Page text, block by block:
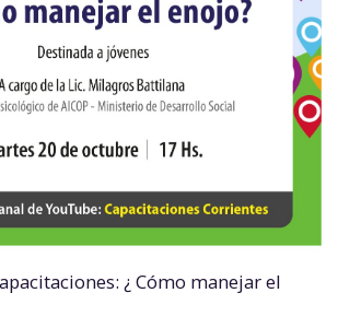
¿ Cómo manejar el